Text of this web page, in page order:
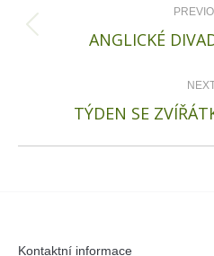
navigation
ANGLICKÉ
TÝDEN SE
Kontaktní informace